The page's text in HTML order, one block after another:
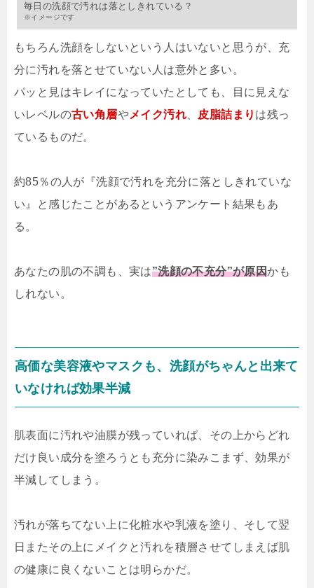
毎日の洗顔で汚れは落としきれている？
※イメージです
もちろん洗顔をしないという人はいないと思うが、充
分に汚れを落とせていない人は意外と多い。
パッと見はキレイになっていたとしても、目に見えな
いレベルの古い角層やメイク汚れ 皮脂詰まり は残っ
ているものだ。
約85％の人が『洗顔で汚れを充分に落としきれていな
い』と感じたことがあるというアンケート結果もあ
る。
あなたの肌の不調も、実は”洗顔の不充分”が原因かも
しれない。
高価な美容液やマスクも、洗顔がちゃんと出来て
いなければ効果半減
肌表面に汚れや油膜が残っていれば、その上からどれ
だけ良い成分を塗ろうとも充分に染みこまず、効果が
半減してしまう。
汚れが落ちてない上に化粧水や乳液を塗り、そして翌
日またその上にメイクと汚れを積層させてしまえば肌
の健康に良くないことは明らかだ。